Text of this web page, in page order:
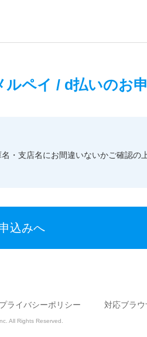
ルペイ / d払いのお
・支店名にお間違いないかご確認の
込みへ
プライバシーポリシー 対応ブラウ
All Rights Reserved.